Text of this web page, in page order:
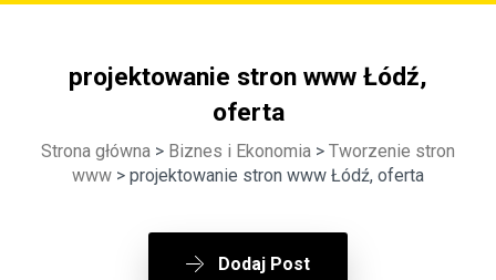
projektowanie stron www Łódź,
oferta
Strona główna > Biznes i Ekonomia > Tworzenie stron
www > projektowanie stron www Łódź, oferta
Dodaj Post